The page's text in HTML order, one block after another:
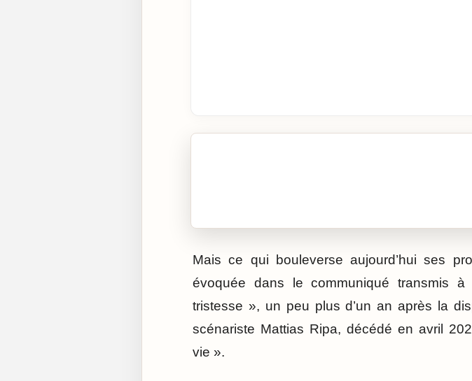
Mais ce qui bouleverse aujourd’hui ses
évoquée dans le communiqué transmis
tristesse », un peu plus d’un an après la
scénariste Mattias Ripa, décédé en avril
vie ».